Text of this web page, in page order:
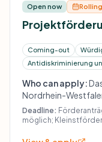
Open now
Coming-out
Antidiskriminierung
Who can apply:
Nordrhein-
Empowerment,
darf keine
Deadline:
möglich;